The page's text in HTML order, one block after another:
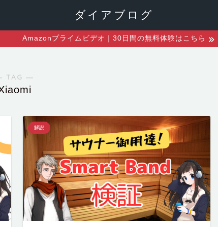
ダイアブログ
Amazonプライムビデオ｜30日間の無料体験はこちら
TAG ―
解説